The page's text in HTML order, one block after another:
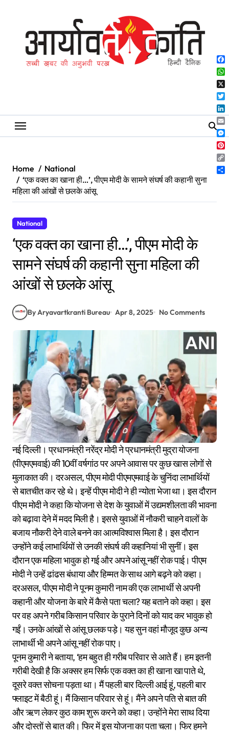
Home
National
‘एक वक्त का खाना ही…’, पीएम मोदी के सामने संघर्ष की कहानी सुना
महिला की आंखों से छलके आंसू
National
‘एक वक्त का खाना ही…’, पीएम मोदी के
सामने संघर्ष की कहानी सुना महिला की
आंखों से छलके आंसू
By Aryavartkranti Bureau Apr 8, 2025 No Comments
नई दिल्ली। प्रधानमंत्री नरेंद्र मोदी ने प्रधानमंत्री मुद्रा योजना
(पीएमएमवाई) की 10वीं वर्षगांठ पर अपने आवास पर कुछ खास लोगों से
मुलाकात की। दरअसल, पीएम मोदी पीएमएमवाई के चुनिंदा लाभार्थियों
से बातचीत कर रहे थे। इन्हें पीएम मोदी ने ही न्योता भेजा था। इस दौरान
पीएम मोदी ने कहा कि योजना से देश के युवाओं में उद्यमशीलता की भावना
को बढ़ावा देने में मदद मिली है। इससे युवाओं में नौकरी चाहने वालों के
बजाय नौकरी देने वाले बनने का आत्मविश्वास मिला है। इस दौरान
उन्होंने कई लाभार्थियों से उनकी संघर्ष की कहानियां भी सुनीं। इस
दौरान एक महिला भावुक हो गई और अपने आंसू नहीं रोक पाई। पीएम
मोदी ने उन्हें ढांढस बंधाया और हिम्मत के साथ आगे बढ़ने को कहा।
दरअसल, पीएम मोदी ने पूनम कुमारी नाम की एक लाभार्थी से अपनी
कहानी और योजना के बारे में कैसे पता चला? यह बताने को कहा। इस
पर वह अपने गरीब किसान परिवार के पुराने दिनों को याद कर भावुक हो
गईं। उनके आंखों से आंसू छलक पड़े। यह सुन वहां मौजूद कुछ अन्य
लाभार्थी भी अपने आंसू नहीं रोक पाए।
पूनम कुमारी ने बताया, ‘हम बहुत ही गरीब परिवार से आते हैं। हम इतनी
गरीबी देखी है कि अक्सर हम सिर्फ एक वक्त का ही खाना खा पाते थे,
दूसरे वक्त सोचना पड़ता था। मैं पहली बार दिल्ली आई हूं, पहली बार
फ्लाइट में बैठी हूं। मैं किसान परिवार से हूं। मैंने अपने पति से बात की
और ऋण लेकर कुठ काम शुरू करने को कहा। उन्होंने मेरा साथ दिया
और दोस्तों से बात की। फिर में इस योजना का पता चला। फिर हमने
X